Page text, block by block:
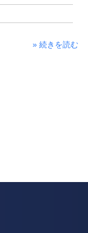
» 続きを読む